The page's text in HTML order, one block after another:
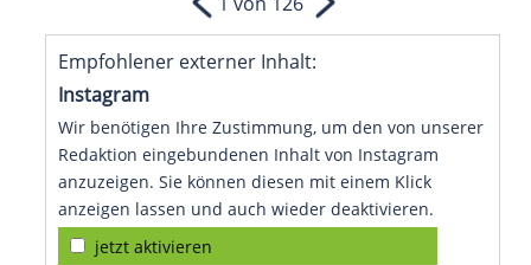
Empfohlener externer Inhalt:
Instagram
Wir benötigen Ihre Zustimmung, um den von unserer
Redaktion eingebundenen Inhalt von Instagram
anzuzeigen. Sie können diesen mit einem Klick
anzeigen lassen und auch wieder deaktivieren.
jetzt aktivieren